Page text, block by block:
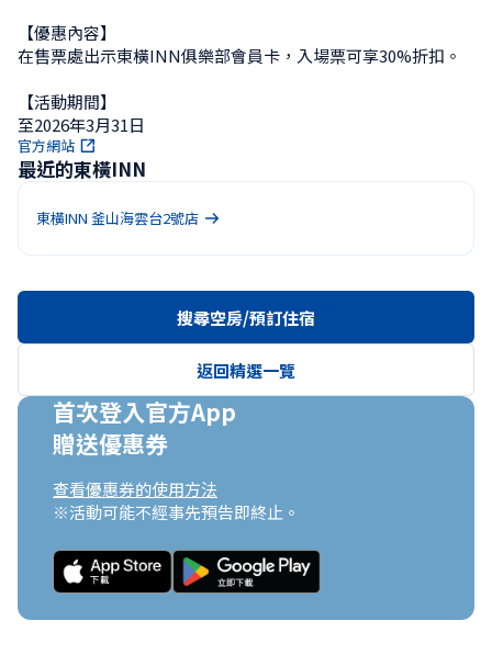
【優惠內容】
在售票處出示東橫INN俱樂部會員卡，入場票可享30%折扣。
【活動期間】
至2026年3月31日
官方網站
最近的東橫INN
東橫INN 釜山海雲台2號店
搜尋空房/預訂住宿
返回精選一覽
首次登入官方App
贈送優惠券
查看優惠券的使用方法
※活動可能不經事先預告即終止。